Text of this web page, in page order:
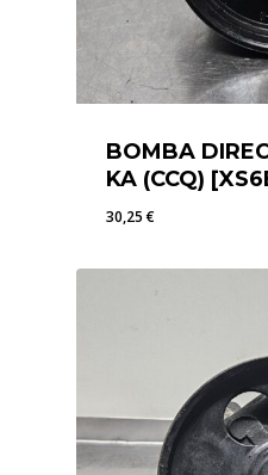
BOMBA
KA (CCQ)
30,25€